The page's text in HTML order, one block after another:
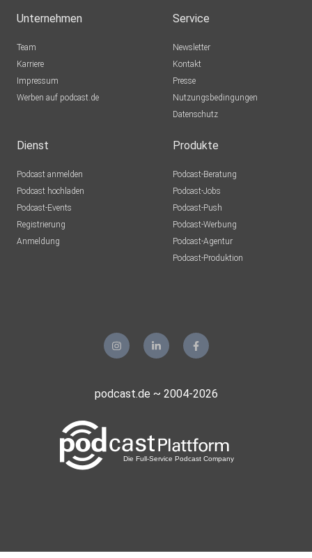
Unternehmen
Team
Karriere
Impressum
Werben auf podcast.de
Service
Newsletter
Kontakt
Presse
Nutzungsbedingungen
Datenschutz
Dienst
Podcast anmelden
Podcast hochladen
Podcast-Events
Registrierung
Anmeldung
Produkte
Podcast-Beratung
Podcast-Jobs
Podcast-Push
Podcast-Werbung
Podcast-Agentur
Podcast-Produktion
podcast.de ~ 2004-2026